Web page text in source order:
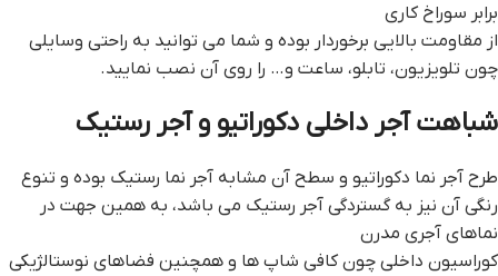
برابر سوراخ کاری
از مقاومت بالایی برخوردار بوده و شما می توانید به راحتی وسایلی
چون تلویزیون، تابلو، ساعت و… را روی آن نصب نمایید.
شباهت آجر داخلی دکوراتیو و آجر رستیک
طرح آجر نما دکوراتیو و سطح آن مشابه آجر نما رستیک بوده و تنوع
رنگی آن نیز به گستردگی آجر رستیک می باشد، به همین جهت در
نماهای آجری مدرن
کوراسیون داخلی چون کافی شاپ ها و همچنین فضاهای نوستالژیکی